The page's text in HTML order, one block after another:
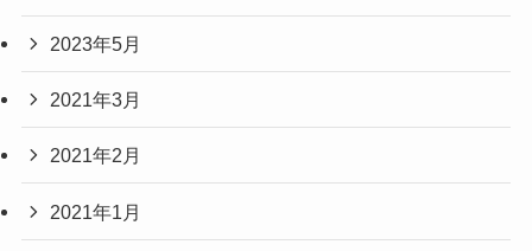
2023年5月
2021年3月
2021年2月
2021年1月